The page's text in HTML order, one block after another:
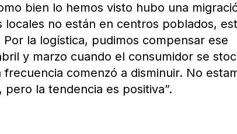
bien lo hemos visto hubo una
no están en centros poblados,
la logística, pudimos compensar ese
y marzo cuando el consumidor se
comenzó a disminuir. No
la tendencia es positiva”.